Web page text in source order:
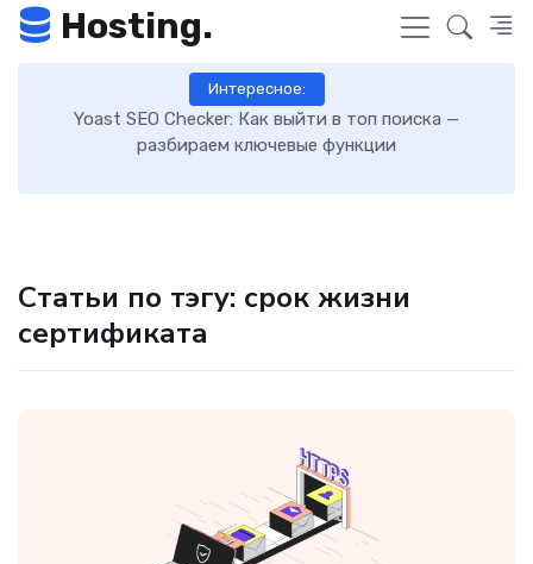
Hosting.
Интересное:
Yoast SEO Checker: Как выйти в топ поиска —
разбираем ключевые функции
Статьи по тэгу: срок жизни
сертификата